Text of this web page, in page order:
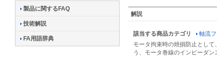
解説
該当する商品カテゴリ
軸流
モータ拘束時の焼損防止とし
う、モータ巻線のインピーダ
製品に関するFAQ
技術解説
FA用語辞典